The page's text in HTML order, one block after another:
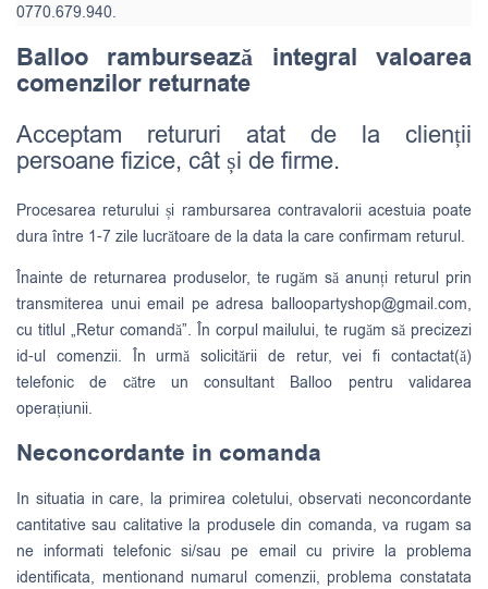
0770.679.940.
Balloo rambursează integral valoarea
comenzilor returnate
Acceptam retururi atat de la clienții
persoane fizice, cât și de firme.
Procesarea returului și rambursarea contravalorii acestuia poate
dura între 1-7 zile lucrătoare de la data la care confirmam returul.
Înainte de returnarea produselor, te rugăm să anunți returul prin
transmiterea unui email pe adresa balloopartyshop@gmail.com,
cu titlul „Retur comandă”. În corpul mailului, te rugăm să precizezi
id-ul comenzii. În urmă solicitării de retur, vei fi contactat(ă)
telefonic de către un consultant Balloo pentru validarea
operațiunii.
Neconcordante in comanda
In situatia in care, la primirea coletului, observati neconcordante
cantitative sau calitative la produsele din comanda, va rugam sa
ne informati telefonic si/sau pe email cu privire la problema
identificata, mentionand numarul comenzii, problema constatata